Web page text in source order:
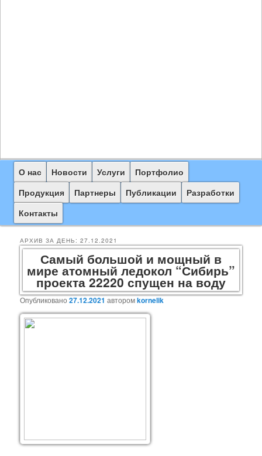
Главное
меню
Перейти
к
основному
содержимому
Перейти
к
дополнительному
содержимому
О нас Новости Услуги
Портфолио
Продукция
Партнеры Публикации
Разработки
Контакты
АРХИВ ЗА ДЕНЬ:27.12.2021
Самый большой и мощный в
мире атомный ледокол “Сибирь”
проекта 22220 спущен на воду
Опубликовано27.12.2021 авторомkornelik